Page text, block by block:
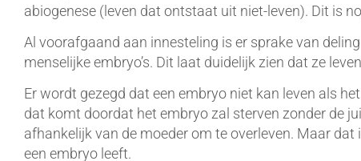
abiogenese (leven dat ontstaat uit niet-leven). Dit is
Al voorafgaand aan innesteling is er sprake van
menselijke embryo’s. Dit laat duidelijk zien dat ze
Er wordt gezegd dat een embryo niet kan leven als
dat komt doordat het embryo zal sterven zonder de
afhankelijk van de moeder om te overleven. Maar
een embryo leeft.